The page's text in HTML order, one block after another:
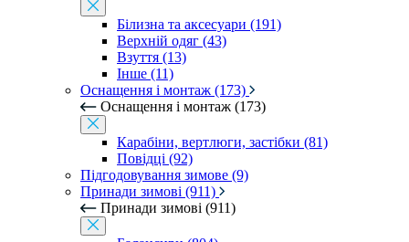
Білизна та аксесуари (191)
Верхній одяг (43)
Взуття (13)
Інше (11)
Оснащення і монтаж (173)
Оснащення і монтаж (173)
Карабіни, вертлюги, застібки (81)
Повідці (92)
Підгодовування зимове (9)
Принади зимові (911)
Принади зимові (911)